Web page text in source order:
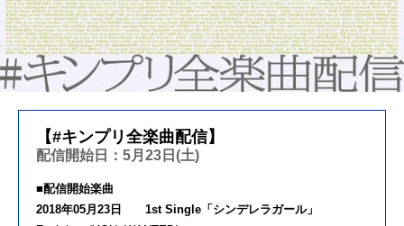
【#キンプリ全楽曲配信】
配信開始日：5月23日(土)
■配信開始楽曲
2018年05月23日 1st Single「シンデレラガール」